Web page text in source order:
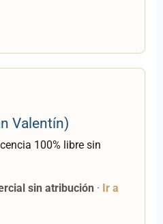
Valentín)
100% libre sin
sin atribución · Ir a